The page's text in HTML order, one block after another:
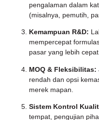
pengalaman dalam
(misalnya, pemutih,
Kemampuan R&D:
mempercepat
pasar yang lebih
MOQ & Fleksibilitas:
rendah dan opsi
merek mapan.
Sistem Kontrol
tempat, pengujian